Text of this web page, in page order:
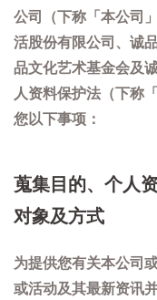
公司（下称「本公司
活股份有限公司、诚
品文化艺术基金会及
人资料保护法（下称
您以下事项：
蒐集目的、个人
对象及方式
为提供您有关本公司
或活动及其最新资讯